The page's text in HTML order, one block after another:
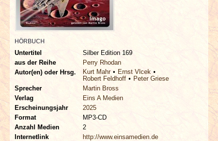
INTERVIEWS
REDAKTION
LINKS
ARCHIV
HÖRBUCH
Untertitel
Silber Edition 169
aus der Reihe
Perry Rhodan
Autor(en) oder Hrsg.
Kurt Mahr
Ernst Vlcek
Robert Feldhoff
Peter Griese
Sprecher
Martin Bross
Verlag
Eins A Medien
Erscheinungsjahr
2025
Format
MP3-CD
Anzahl Medien
2
Internetlink
http://www.einsamedien.de